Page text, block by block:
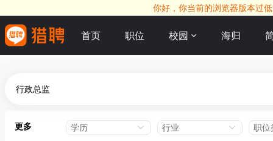
你好，你当前的浏览器版本过
首页 职位 校园 海归
更多 学历 行业 职位